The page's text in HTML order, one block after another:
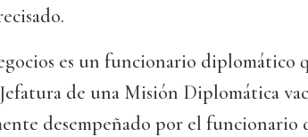
es un funcionario diplomático
de una Misión Diplomática
desempeñado por el funcionario